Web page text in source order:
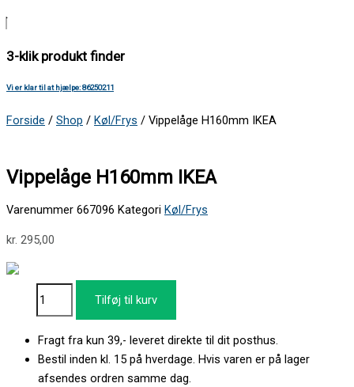
3-klik produkt finder
Vi er klar til at hjælpe: 86250211
Forside / Shop / Køl/Frys / Vippelåge H160mm IKEA
Vippelåge H160mm IKEA
Varenummer 667096 Kategori Køl/Frys
kr. 295,00
Tilføj til kurv
Fragt fra kun 39,- leveret direkte til dit posthus.
Bestil inden kl. 15 på hverdage. Hvis varen er på lager
afsendes ordren samme dag.